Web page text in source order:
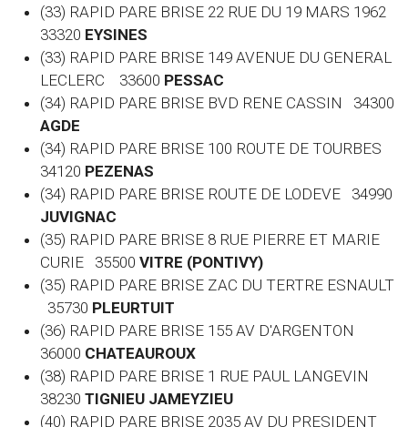
(33) RAPID PARE BRISE 22 RUE DU 19 MARS 1962
33320 EYSINES
(33) RAPID PARE BRISE 149 AVENUE DU GENERAL
LECLERC 33600 PESSAC
(34) RAPID PARE BRISE BVD RENE CASSIN 34300
AGDE
(34) RAPID PARE BRISE 100 ROUTE DE TOURBES
34120 PEZENAS
(34) RAPID PARE BRISE ROUTE DE LODEVE 34990
JUVIGNAC
(35) RAPID PARE BRISE 8 RUE PIERRE ET MARIE
CURIE 35500 VITRE (PONTIVY)
(35) RAPID PARE BRISE ZAC DU TERTRE ESNAULT
35730 PLEURTUIT
(36) RAPID PARE BRISE 155 AV D'ARGENTON
36000 CHATEAUROUX
(38) RAPID PARE BRISE 1 RUE PAUL LANGEVIN
38230 TIGNIEU JAMEYZIEU
(40) RAPID PARE BRISE 2035 AV DU PRESIDENT